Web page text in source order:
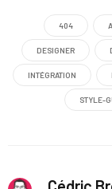
404
DESIGNER
INTÉGRATION
STYLE-